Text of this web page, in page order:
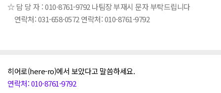
☆ 담 당 자 : 010-8761-9792 나팀장 부재시 문자 부탁드립니다
연락처: 031-658-0572 연락처: 010-8761-9792
히어로(here-ro)에서 보았다고 말씀하세요.
연락처: 010-8761-9792